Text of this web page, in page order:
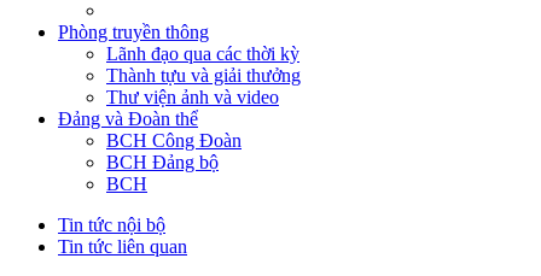
Phòng truyền thông
Lãnh đạo qua các thời kỳ
Thành tựu và giải thưởng
Thư viện ảnh và video
Đảng và Đoàn thể
BCH Công Đoàn
BCH Đảng bộ
BCH
Tin tức nội bộ
Tin tức liên quan